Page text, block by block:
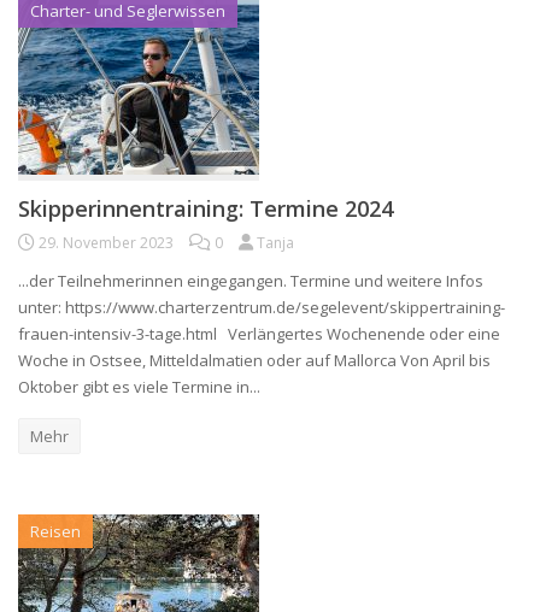
Charter- und Seglerwissen
Skipperinnentraining: Termine 2024
29. November 2023 0 Tanja
...der Teilnehmerinnen eingegangen. Termine und weitere Infos
unter: https://www.charterzentrum.de/segelevent/skippertraining-
frauen-intensiv-3-tage.html Verlängertes Wochenende oder eine
Woche in Ostsee, Mitteldalmatien oder auf Mallorca Von April bis
Oktober gibt es viele Termine in...
Mehr
Reisen